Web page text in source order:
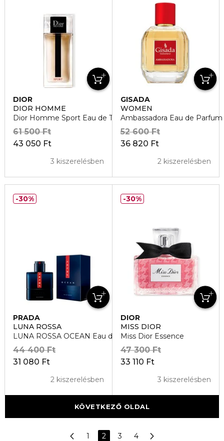
DIOR
DIOR HOMME
Dior Homme Sport Eau de Toilette
43 050 Ft
61 500 Ft
3 kiszerelésben
GISADA
WOMEN
Ambassadora Eau de Parfum
36 820 Ft
52 600 Ft
2 kiszerelésben
PRADA
LUNA ROSSA
LUNA ROSSA OCEAN Eau de Parfum
31 080 Ft
44 400 Ft
2 kiszerelésben
30%
DIOR
MISS DIOR
Miss Dior Essence
33 110 Ft
47 300 Ft
3 kiszerelésben
30%
KÖVETKEZŐ OLDAL
1 2 3 4